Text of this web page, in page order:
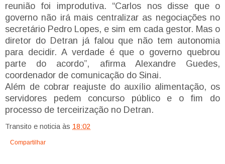
reunião foi improdutiva. “Carlos nos disse que o
governo não irá mais centralizar as negociações no
secretário Pedro Lopes, e sim em cada gestor. Mas o
diretor do Detran já falou que não tem autonomia
para decidir. A verdade é que o governo quebrou
parte do acordo”, afirma Alexandre Guedes,
coordenador de comunicação do Sinai.
Além de cobrar reajuste do auxílio alimentação, os
servidores pedem concurso público e o fim do
processo de terceirização no Detran.
Transito e noticia às 18:02
Compartilhar